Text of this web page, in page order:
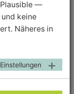
aus einem
sind noch
zu klären.
—
keine
Näheres in
Einstellungen